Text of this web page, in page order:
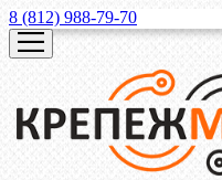
8 (812) 988-79-70